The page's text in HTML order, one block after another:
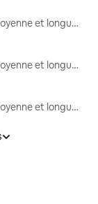
Locations moyenne et longue durée
Locations moyenne et longue durée
Locations moyenne et longue durée